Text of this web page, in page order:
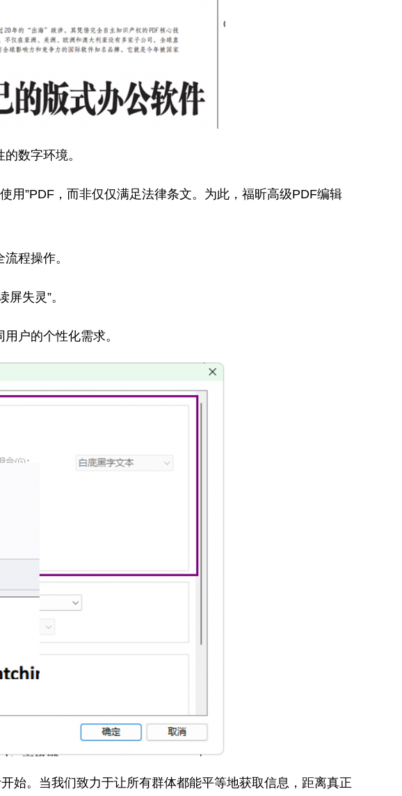
数字环境。
用”PDF，而非仅仅满足法律条文。为此，福昕高级PDF编辑
程操作。
失灵”。
户的个性化需求。
始。当我们致力于让所有群体都能平等地获取信息，距离真正